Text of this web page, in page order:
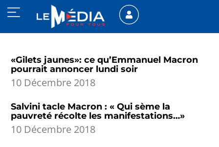
«Gilets jaunes»: ce qu’Emmanuel Macron
pourrait annoncer lundi soir
10 Décembre 2018
Salvini tacle Macron : « Qui sème la
pauvreté récolte les manifestations…»
10 Décembre 2018